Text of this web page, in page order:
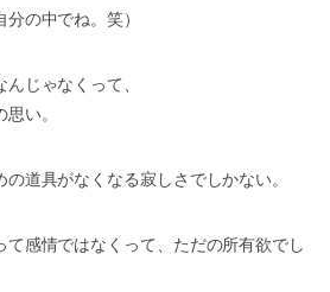
分の中でね。笑）
じゃなくって、
い。
道具がなくなる寂しさでしかない。
て感情ではなくって、ただの所有欲でし